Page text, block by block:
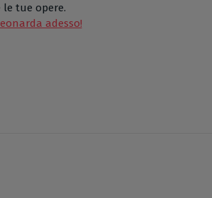
le tue opere.
adesso!